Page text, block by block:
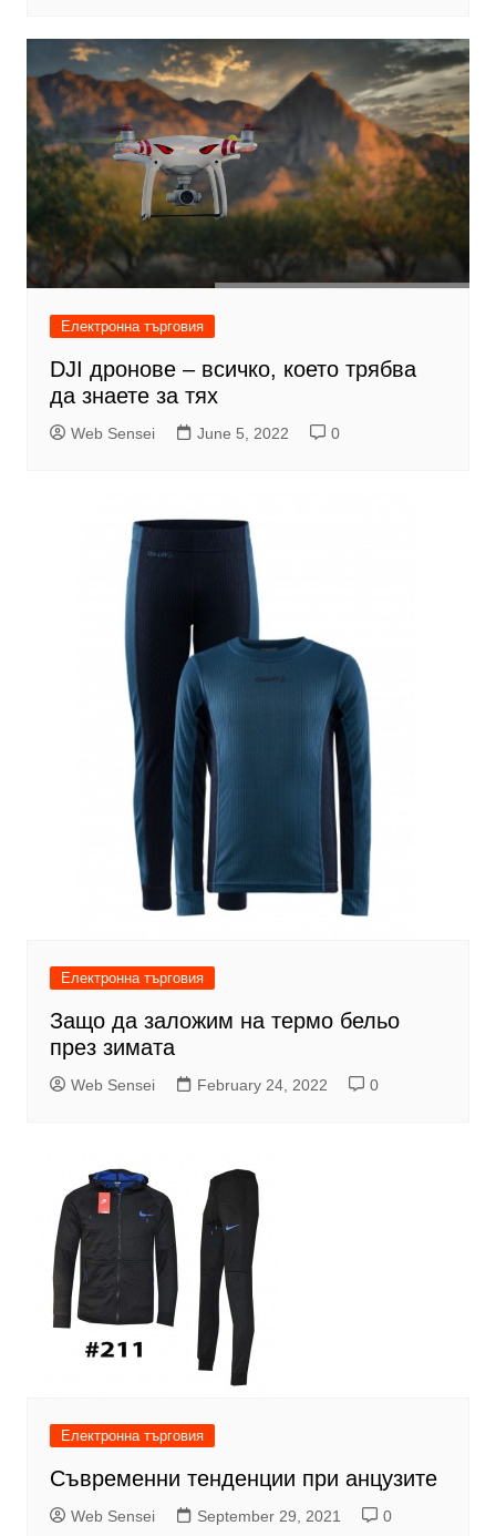
Електронна търговия
DJI дронове – всичко, което трябва
да знаете за тях
Web Sensei June 5, 2022 0
Електронна търговия
Защо да заложим на термо бельо
през зимата
Web Sensei February 24, 2022 0
Електронна търговия
Съвременни тенденции при анцузите
Web Sensei September 29, 2021 0